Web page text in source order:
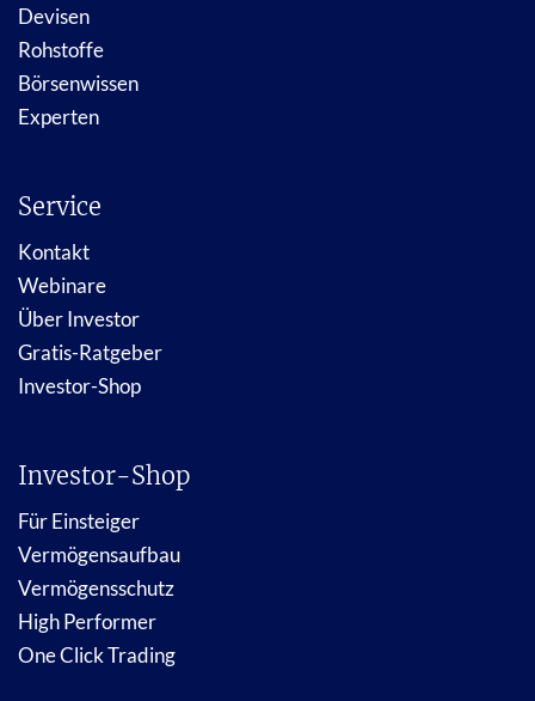
Devisen
Rohstoffe
Börsenwissen
Experten
Service
Kontakt
Webinare
Über Investor
Gratis-Ratgeber
Investor-Shop
Investor-Shop
Für Einsteiger
Vermögensaufbau
Vermögensschutz
High Performer
One Click Trading